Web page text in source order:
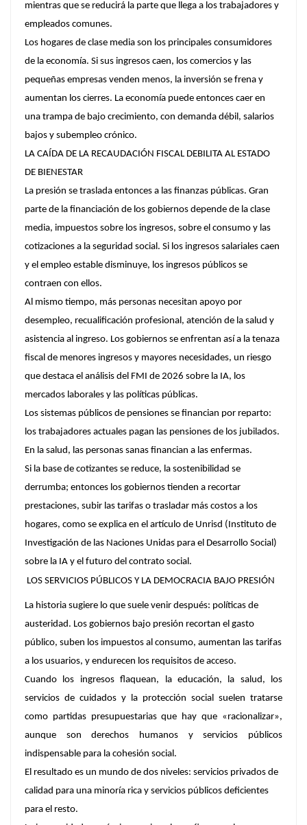
mientras que se reducirá la parte que llega a los trabajadores y
empleados comunes.
Los hogares de clase media son los principales consumidores
de la economía. Si sus ingresos caen, los comercios y las
pequeñas empresas venden menos, la inversión se frena y
aumentan los cierres. La economía puede entonces caer en
una trampa de bajo crecimiento, con demanda débil, salarios
bajos y subempleo crónico.
LA CAÍDA DE LA RECAUDACIÓN FISCAL DEBILITA AL ESTADO
DE BIENESTAR
La presión se traslada entonces a las finanzas públicas. Gran
parte de la financiación de los gobiernos depende de la clase
media, impuestos sobre los ingresos, sobre el consumo y las
cotizaciones a la seguridad social. Si los ingresos salariales caen
y el empleo estable disminuye, los ingresos públicos se
contraen con ellos.
Al mismo tiempo, más personas necesitan apoyo por
desempleo, recualificación profesional, atención de la salud y
asistencia al ingreso. Los gobiernos se enfrentan así a la tenaza
fiscal de menores ingresos y mayores necesidades, un riesgo
que destaca el análisis del FMI de 2026 sobre la IA, los
mercados laborales y las políticas públicas.
Los sistemas públicos de pensiones se financian por reparto:
los trabajadores actuales pagan las pensiones de los jubilados.
En la salud, las personas sanas financian a las enfermas.
Si la base de cotizantes se reduce, la sostenibilidad se
derrumba; entonces los gobiernos tienden a recortar
prestaciones, subir las tarifas o trasladar más costos a los
hogares, como se explica en el artículo de Unrisd (Instituto de
Investigación de las Naciones Unidas para el Desarrollo Social)
sobre la IA y el futuro del contrato social.
LOS SERVICIOS PÚBLICOS Y LA DEMOCRACIA BAJO PRESIÓN
La historia sugiere lo que suele venir después: políticas de
austeridad. Los gobiernos bajo presión recortan el gasto
público, suben los impuestos al consumo, aumentan las tarifas
a los usuarios, y endurecen los requisitos de acceso.
Cuando los ingresos flaquean, la educación, la salud, los
servicios de cuidados y la protección social suelen tratarse
como partidas presupuestarias que hay que «racionalizar»,
aunque son derechos humanos y servicios públicos
indispensable para la cohesión social.
El resultado es un mundo de dos niveles: servicios privados de
calidad para una minoría rica y servicios públicos deficientes
para el resto.